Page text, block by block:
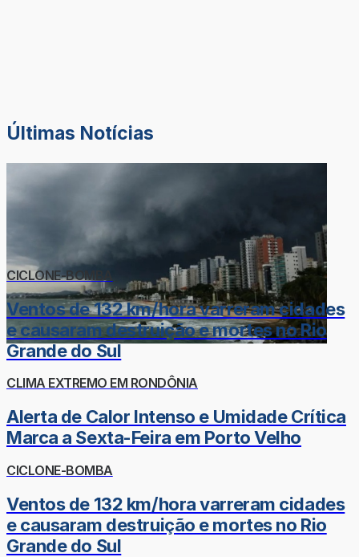
Últimas Notícias
CICLONE-BOMBA
Ventos de 132 km/hora varreram cidades
e causaram destruição e mortes no Rio
Grande do Sul
CLIMA EXTREMO EM RONDÔNIA
Alerta de Calor Intenso e Umidade Crítica
Marca a Sexta-Feira em Porto Velho
CICLONE-BOMBA
Ventos de 132 km/hora varreram cidades
e causaram destruição e mortes no Rio
Grande do Sul